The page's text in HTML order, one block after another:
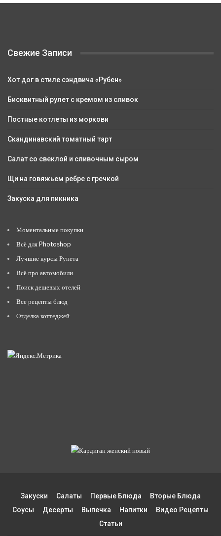
Свежие Записи
Хот дог в стиле сэндвича «Рубен»
Бисквитный рулет с кремом из сливок
Постные котлеты из моркови
Скандинавский томатный тарт
Салат со свеклой и сливочным сыром
Щи на говяжьем ребре с гречкой
Закуска для пикника
Моментальные покупки
Всё для Photoshop
Лучшие курсы Рунета
Всё про автомобили
Поиск дешевых отелей
Все рецепты блюд
Отделка коттеджей
Закуски Салаты Первые Блюда
Вторые Блюда
Соусы
Десерты Выпечка Напитки
Видео Рецепты
Статьи